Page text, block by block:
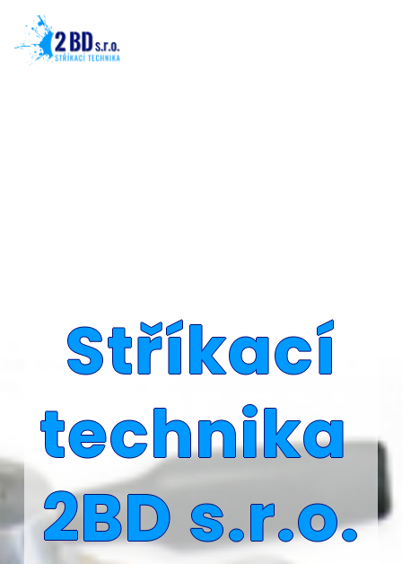
Stříkací
technika
2BD s.r.o.